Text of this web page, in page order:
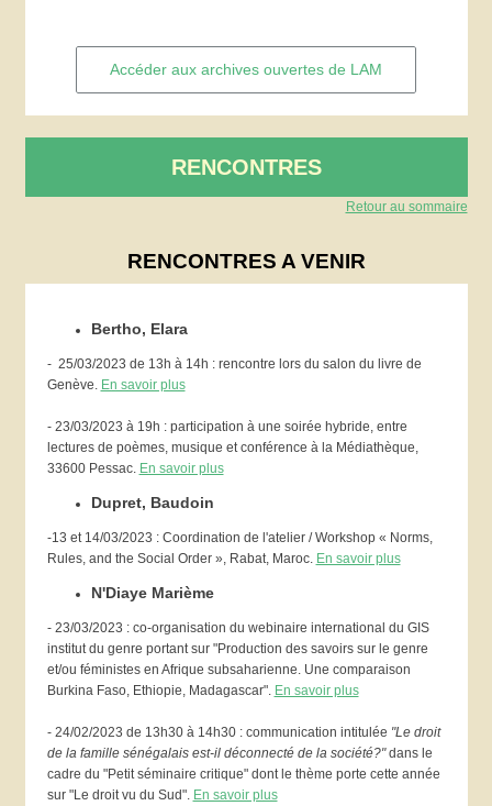
Accéder aux archives ouvertes de LAM
RENCONTRES
Retour au sommaire
RENCONTRES A VENIR
Bertho, Elara
- 25/03/2023 de 13h à 14h : rencontre lors du salon du livre de
Genève. En savoir plus
- 23/03/2023 à 19h : participation à une soirée hybride, entre
lectures de poèmes, musique et conférence à la Médiathèque,
33600 Pessac. En savoir plus
Dupret, Baudoin
-13 et 14/03/2023 : Coordination de l'atelier / Workshop « Norms,
Rules, and the Social Order », Rabat, Maroc. En savoir plus
N'Diaye Marième
- 23/03/2023 : co-organisation du webinaire international du GIS
institut du genre portant sur "Production des savoirs sur le genre
et/ou féministes en Afrique subsaharienne. Une comparaison
Burkina Faso, Ethiopie, Madagascar". En savoir plus
- 24/02/2023 de 13h30 à 14h30 : communication intitulée "Le droit
de la famille sénégalais est-il déconnecté de la société?"dans le
cadre du "Petit séminaire critique" dont le thème porte cette année
sur "Le droit vu du Sud". En savoir plus